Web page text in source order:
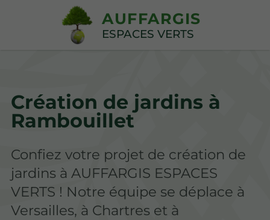
AUFFARGIS
ESPACES VERTS
Création de jardins à
Rambouillet
Confiez votre projet de création de
jardins à AUFFARGIS ESPACES
VERTS ! Notre équipe se déplace à
Versailles, à Chartres et à